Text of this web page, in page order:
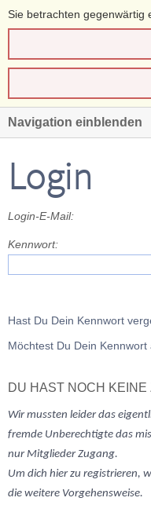
Sie betrachten gegenwärtig
Navigation einblenden
Login
Login-E-Mail:
Kennwort:
Hast Du Dein Kennwort
Möchtest Du Dein Kennwort
DU HAST NOCH
Wir mussten leiderdas
fremde Unberechtigte das
nur Mitglieder Zugang.
Um dich hier zu registrieren,
die weitere Vorgehensweise.